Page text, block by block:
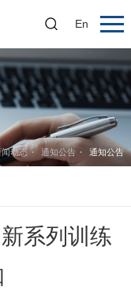
En
闻动态 通知公告 通知公告
系列训练